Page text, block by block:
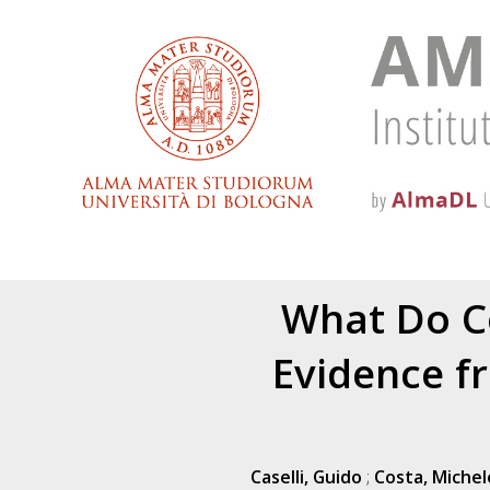
What Do
Evidence
Caselli, Guido ; Costa,